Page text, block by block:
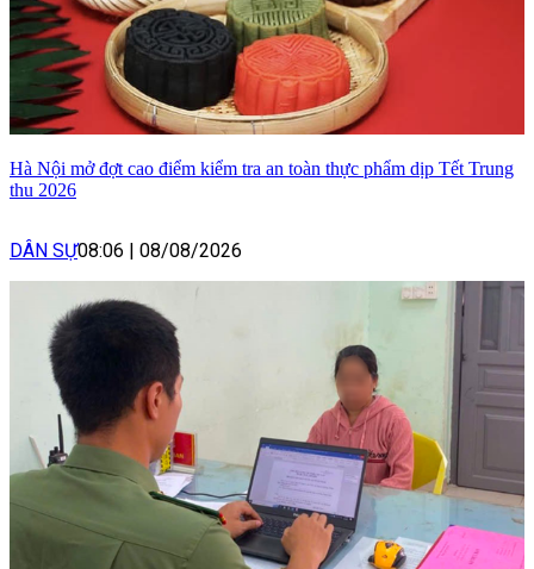
Hà Nội mở đợt cao điểm kiểm tra an toàn thực phẩm dịp Tết Trung
thu 2026
DÂN SỰ08:06 08/08/2026